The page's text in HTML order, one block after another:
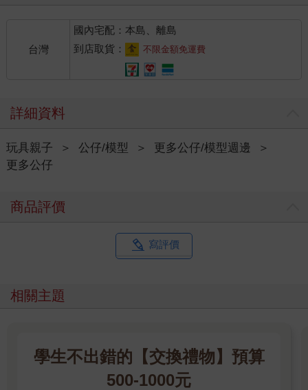
台灣
國內宅配：本島、離島
到店取貨：
不限金額免運費
詳細資料
玩具親子 ＞ 公仔/模型 ＞ 更多公仔/模型週邊
＞
更多公仔
商品評價
寫評價
相關主題
學生不出錯的【交換禮物】預算
500-1000元